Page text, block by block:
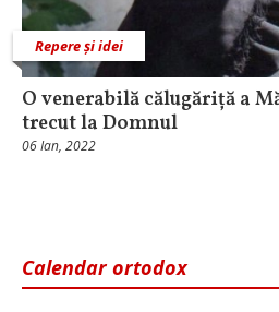
Repere și idei
O venerabilă călugăriță a
trecut la Domnul
06 Ian, 2022
Calendar ortodox